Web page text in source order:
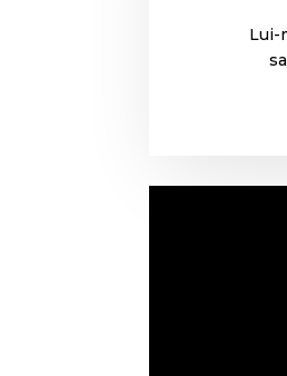
Lui-